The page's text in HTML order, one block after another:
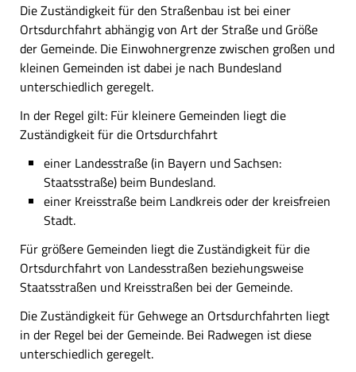
Die Zuständigkeit für den Straßenbau ist bei einer
Ortsdurchfahrt abhängig von Art der Straße und Größe
der Gemeinde. Die Einwohnergrenze zwischen großen und
kleinen Gemeinden ist dabei je nach Bundesland
unterschiedlich geregelt.
In der Regel gilt: Für kleinere Gemeinden liegt die
Zuständigkeit für die Ortsdurchfahrt
einer Landesstraße (in Bayern und Sachsen:
Staatsstraße) beim Bundesland.
einer Kreisstraße beim Landkreis oder der kreisfreien
Stadt.
Für größere Gemeinden liegt die Zuständigkeit für die
Ortsdurchfahrt von Landesstraßen beziehungsweise
Staatsstraßen und Kreisstraßen bei der Gemeinde.
Die Zuständigkeit für Gehwege an Ortsdurchfahrten liegt
in der Regel bei der Gemeinde. Bei Radwegen ist diese
unterschiedlich geregelt.